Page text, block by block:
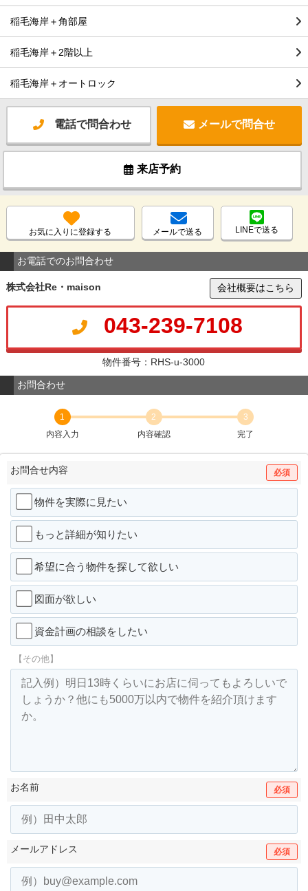
稲毛海岸＋角部屋
稲毛海岸＋2階以上
稲毛海岸＋オートロック
電話で問合わせ メールで問合せ
来店予約
お気に入りに登録する メールで送る LINEで送る
お電話でのお問合わせ
株式会社Re・maison 会社概要はこちら
043-239-7108
物件番号：RHS-u-3000
お問合わせ
1
内容入力
2
内容確認
3
完了
お問合せ内容 必須
物件を実際に見たい
もっと詳細が知りたい
希望に合う物件を探して欲しい
図面が欲しい
資金計画の相談をしたい
【その他】
お名前 必須
メールアドレス 必須